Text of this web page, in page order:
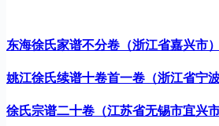
东海徐氏家谱不分卷（浙江省嘉兴市）
姚江徐氏续谱十卷首一卷（浙江省宁波
徐氏宗谱二十卷（江苏省无锡市宜兴市